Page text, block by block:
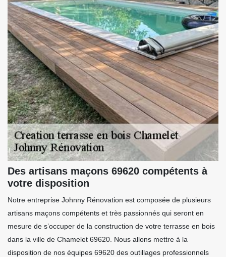
Des artisans maçons 69620 compétents à
votre disposition
Notre entreprise Johnny Rénovation est composée de plusieurs
artisans maçons compétents et très passionnés qui seront en
mesure de s’occuper de la construction de votre terrasse en bois
dans la ville de Chamelet 69620. Nous allons mettre à la
disposition de nos équipes 69620 des outillages professionnels